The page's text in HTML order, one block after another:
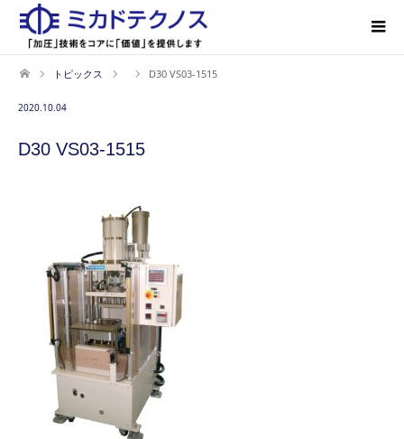
トピックス D30 VS03-1515
2020.10.04
D30 VS03-1515